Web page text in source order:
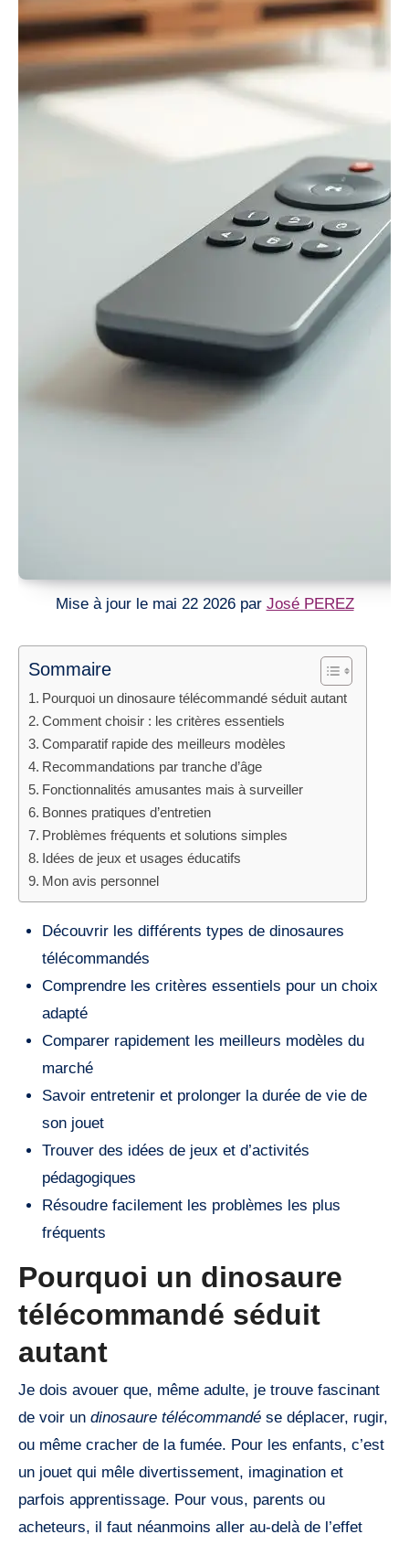
Mise à jour le mai 22 2026 par José PEREZ
Sommaire
Pourquoi un dinosaure télécommandé séduit autant
Comment choisir : les critères essentiels
Comparatif rapide des meilleurs modèles
Recommandations par tranche d’âge
Fonctionnalités amusantes mais à surveiller
Bonnes pratiques d’entretien
Problèmes fréquents et solutions simples
Idées de jeux et usages éducatifs
Mon avis personnel
Découvrir les différents types de dinosaures
télécommandés
Comprendre les critères essentiels pour un choix
adapté
Comparer rapidement les meilleurs modèles du
marché
Savoir entretenir et prolonger la durée de vie de
son jouet
Trouver des idées de jeux et d’activités
pédagogiques
Résoudre facilement les problèmes les plus
fréquents
Pourquoi un dinosaure
télécommandé séduit
autant
Je dois avouer que, même adulte, je trouve fascinant
de voir un dinosaure télécommandé se déplacer, rugir,
ou même cracher de la fumée. Pour les enfants, c’est
un jouet qui mêle divertissement, imagination et
parfois apprentissage. Pour vous, parents ou
acheteurs, il faut néanmoins aller au-delà de l’effet